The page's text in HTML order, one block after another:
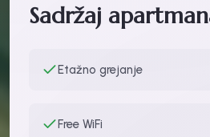
Sadržaj
Etažno grejanje
Free WiFi